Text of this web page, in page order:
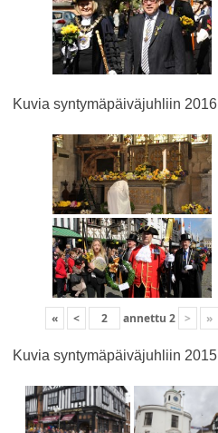
Kuvia syntymäpäiväjuhliin 2016
« < annettu 2 > »
Kuvia syntymäpäiväjuhliin 2015